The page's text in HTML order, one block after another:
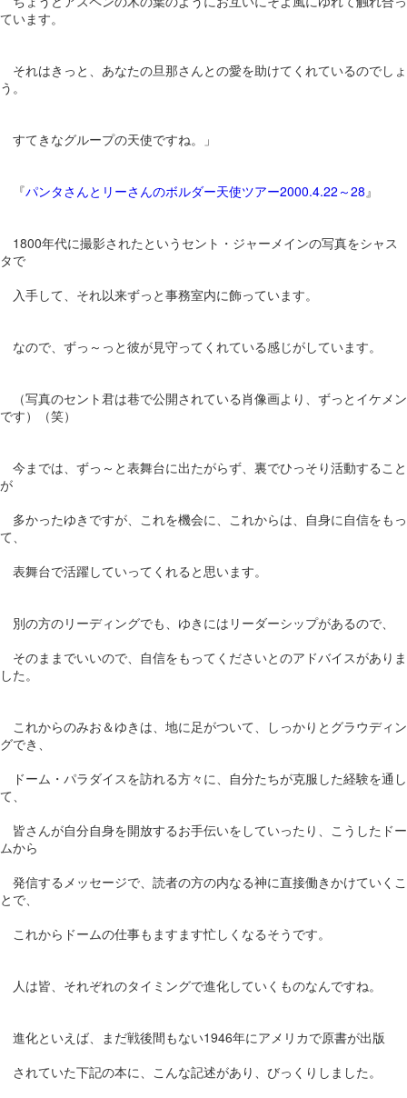
ています。
それはきっと、あなたの旦那さんとの愛を助けてくれているのでしょ
う。
すてきなグループの天使ですね。」
『パンタさんとリーさんのボルダー天使ツアー2000.4.22～28 』
1800年代に撮影されたというセント・ジャーメインの写真をシャス
タで
入手して、それ以来ずっと事務室内に飾っています。
なので、ずっ～っと彼が見守ってくれている感じがしています。
（写真のセント君は巷で公開されている肖像画より、ずっとイケメン
です）（笑）
今までは、ずっ～と表舞台に出たがらず、裏でひっそり活動すること
が
多かったゆきですが、これを機会に、これからは、自身に自信をもっ
て、
表舞台で活躍していってくれると思います。
別の方のリーディングでも、ゆきにはリーダーシップがあるので、
そのままでいいので、自信をもってくださいとのアドバイスがありま
した。
これからのみお＆ゆきは、地に足がついて、しっかりとグラウディン
グでき、
ドーム・パラダイスを訪れる方々に、自分たちが克服した経験を通し
て、
皆さんが自分自身を開放するお手伝いをしていったり、こうしたドー
ムから
発信するメッセージで、読者の方の内なる神に直接働きかけていくこ
とで、
これからドームの仕事もますます忙しくなるそうです。
人は皆、それぞれのタイミングで進化していくものなんですね。
進化といえば、まだ戦後間もない1946年にアメリカで原書が出版
されていた下記の本に、こんな記述があり、びっくりしました。